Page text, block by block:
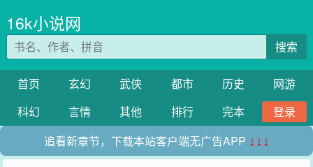
16k小说网
搜索
首页 玄幻 武侠 都市 历史
网游
科幻
言情 其他 排行 完本
登录
追看新章节，下载本站客户端无广告APP ↓↓↓